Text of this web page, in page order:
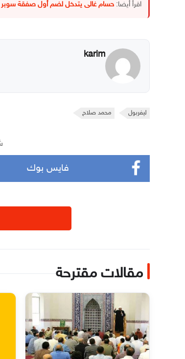
اقرأ أيضا: حسام غالى يتدخل لضم أول صفقة سوبر
karim
ليفربول محمد صلاح
فايس بوك
مقالات مقترحة